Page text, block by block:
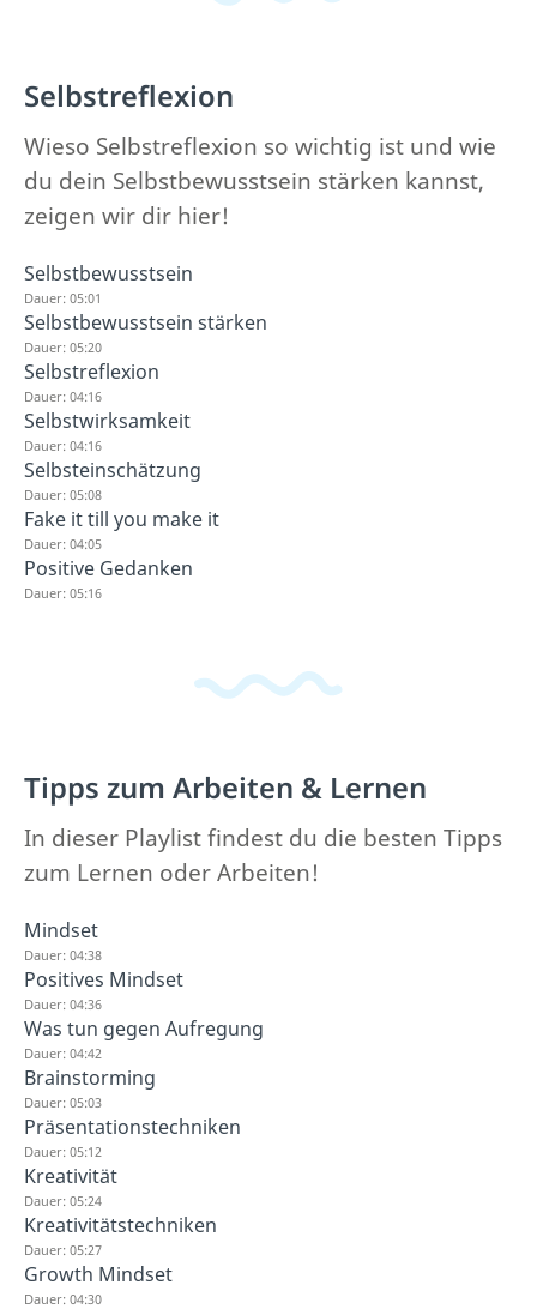
Selbstreflexion
Wieso Selbstreflexion so wichtig ist und wie
du dein Selbstbewusstsein stärken kannst,
zeigen wir dir hier!
Selbstbewusstsein
Dauer: 05:01
Selbstbewusstsein stärken
Dauer: 05:20
Selbstreflexion
Dauer: 04:16
Selbstwirksamkeit
Dauer: 04:16
Selbsteinschätzung
Dauer: 05:08
Fake it till you make it
Dauer: 04:05
Positive Gedanken
Dauer: 05:16
Tipps zum Arbeiten & Lernen
In dieser Playlist findest du die besten Tipps
zum Lernen oder Arbeiten!
Mindset
Dauer: 04:38
Positives Mindset
Dauer: 04:36
Was tun gegen Aufregung
Dauer: 04:42
Brainstorming
Dauer: 05:03
Präsentationstechniken
Dauer: 05:12
Kreativität
Dauer: 05:24
Kreativitätstechniken
Dauer: 05:27
Growth Mindset
Dauer: 04:30